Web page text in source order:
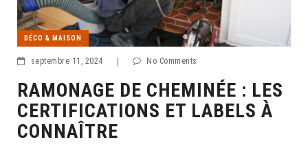
DÉCO & MAISON
septembre 11, 2024 No Comments
RAMONAGE DE CHEMINÉE : LES
CERTIFICATIONS ET LABELS À
CONNAÎTRE